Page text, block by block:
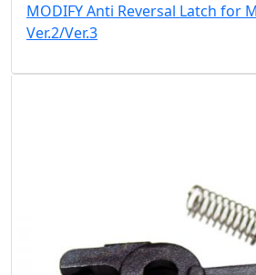
MODIFY Anti Reversal Latch for
Ver.2/Ver.3